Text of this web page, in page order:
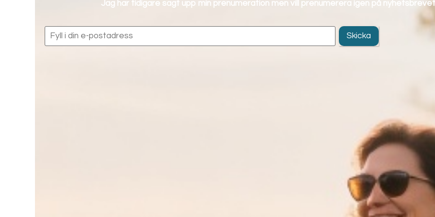
Jag har tidigare sagt upp min prenumeration men vill prenumerera igen på